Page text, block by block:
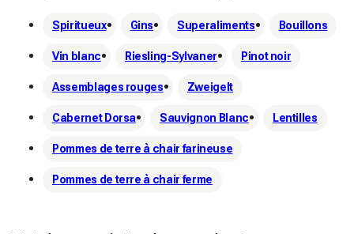
Spiritueux Gins Superaliments Bouillons
Vin blanc Riesling-Sylvaner Pinot noir
Assemblages rouges Zweigelt
Cabernet Dorsa Sauvignon Blanc Lentilles
Pommes de terre à chair farineuse
Pommes de terre à chair ferme